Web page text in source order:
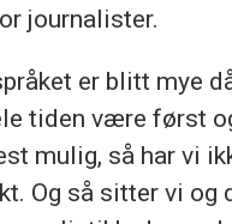
journalister.
er blitt mye
tiden være først
mulig, så har vi
Og så sitter vi og